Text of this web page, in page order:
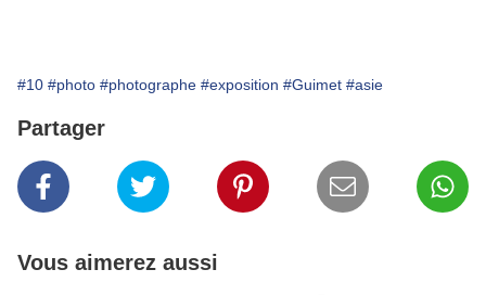
#10 #photo #photographe #exposition #Guimet #asie
Partager
Vous aimerez aussi